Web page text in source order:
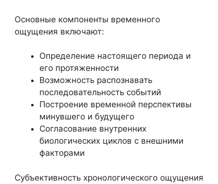
Основные компоненты временного
ощущения включают:
Определение настоящего периода и
его протяженности
Возможность распознавать
последовательность событий
Построение временной перспективы
минувшего и будущего
Согласование внутренних
биологических циклов с внешними
факторами
Субъективность хронологического ощущения